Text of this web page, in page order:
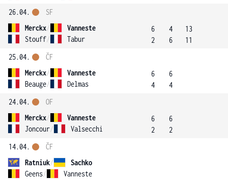
26.04.
Merckx/
Vanneste
Stouff/ Tabur
SF
6
2
4
6
13
11
25.04.
Merckx/
Vanneste
Beauge/ Delmas
ČF
6
4
6
4
24.04.
Merckx/
Vanneste
Joncour/ Valsecchi
OF
6
2
6
2
14.04.
Ratniuk/
Sachko
Geens/ Vanneste
ČF